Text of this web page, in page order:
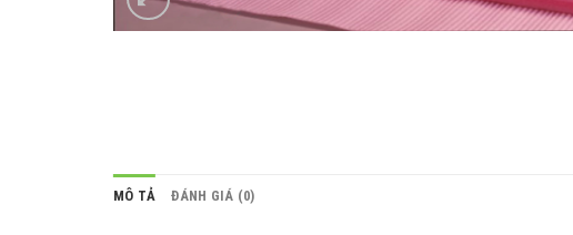
MÔ TẢ ĐÁNH GIÁ (0)